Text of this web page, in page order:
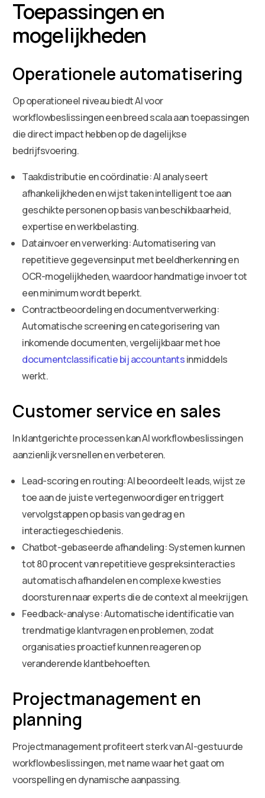
Toepassingen en
mogelijkheden
Operationele automatisering
Op operationeel niveau biedt AI voor
workflowbeslissingen een breed scala aan toepassingen
die direct impact hebben op de dagelijkse
bedrijfsvoering.
Taakdistributie en coördinatie: AI analyseert
afhankelijkheden en wijst taken intelligent toe aan
geschikte personen op basis van beschikbaarheid,
expertise en werkbelasting.
Datainvoer en verwerking: Automatisering van
repetitieve gegevensinput met beeldherkenning en
OCR-mogelijkheden, waardoor handmatige invoer tot
een minimum wordt beperkt.
Contractbeoordeling en documentverwerking:
Automatische screening en categorisering van
inkomende documenten, vergelijkbaar met hoe
documentclassificatie bij accountantsinmiddels
werkt.
Customer service en sales
In klantgerichte processen kan AI workflowbeslissingen
aanzienlijk versnellen en verbeteren.
Lead-scoring en routing: AI beoordeelt leads, wijst ze
toe aan de juiste vertegenwoordiger en triggert
vervolgstappen op basis van gedrag en
interactiegeschiedenis.
Chatbot-gebaseerde afhandeling: Systemen kunnen
tot 80 procent van repetitieve gespreksinteracties
automatisch afhandelen en complexe kwesties
doorsturen naar experts die de context al meekrijgen.
Feedback-analyse: Automatische identificatie van
trendmatige klantvragen en problemen, zodat
organisaties proactief kunnen reageren op
veranderende klantbehoeften.
Projectmanagement en
planning
Projectmanagement profiteert sterk van AI-gestuurde
workflowbeslissingen, met name waar het gaat om
voorspelling en dynamische aanpassing.